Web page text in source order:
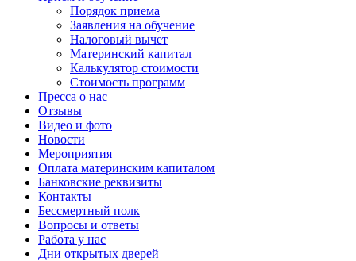
Порядок приема
Заявления на обучение
Налоговый вычет
Материнский капитал
Калькулятор стоимости
Стоимость программ
Пресса о нас
Отзывы
Видео и фото
Новости
Мероприятия
Оплата материнским капиталом
Банковские реквизиты
Контакты
Бессмертный полк
Вопросы и ответы
Работа у нас
Дни открытых дверей